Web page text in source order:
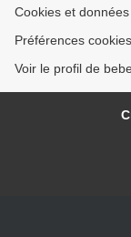
Cookies et
Préférences cookies
Voir le profil de